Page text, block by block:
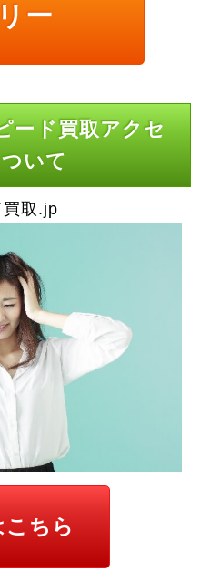
ー
ード買取アクセ
いて
買取.jp
ちら